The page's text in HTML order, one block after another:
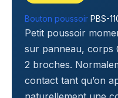
Bouton poussoir PBS-
Petit poussoir
sur panneau, corps
2 broches.
contact tant qu’on